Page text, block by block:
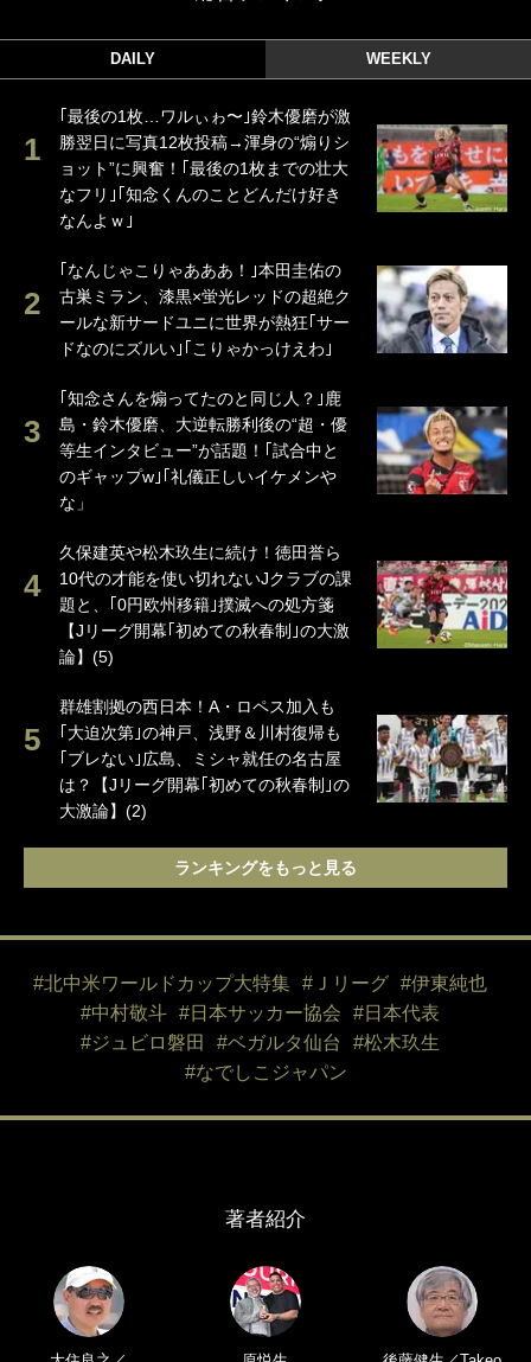
DAILY WEEKLY
｢最後の1枚…ワルぃゎ〜｣鈴木優磨が激
勝翌日に写真12枚投稿→渾身の“煽りシ
ョット”に興奮！｢最後の1枚までの壮大
なフリ｣｢知念くんのことどんだけ好き
なんよｗ｣
｢なんじゃこりゃあああ！｣本田圭佑の
古巣ミラン、漆黒×蛍光レッドの超絶ク
ールな新サードユニに世界が熱狂｢サー
ドなのにズルい｣｢こりゃかっけえわ｣
｢知念さんを煽ってたのと同じ人？｣鹿
島・鈴木優磨、大逆転勝利後の“超・優
等生インタビュー”が話題！｢試合中と
のギャップw｣｢礼儀正しいイケメンや
な」
久保建英や松木玖生に続け！徳田誉ら
10代の才能を使い切れないJクラブの課
題と、｢0円欧州移籍｣撲滅への処方箋
【Jリーグ開幕｢初めての秋春制｣の大激
論】(5)
群雄割拠の西日本！A・ロペス加入も
｢大迫次第｣の神戸、浅野＆川村復帰も
｢ブレない｣広島、ミシャ就任の名古屋
は？【Jリーグ開幕｢初めての秋春制｣の
大激論】(2)
ランキングをもっと見る
#北中米ワールドカップ大特集 #Ｊリーグ
#伊東純也
#中村敬斗
#日本サッカー協会
#日本代表
#ジュビロ磐田
#ベガルタ仙台
#松木玖生
#なでしこジャパン
著者紹介